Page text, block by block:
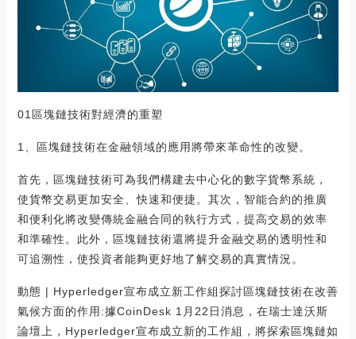
01區塊鏈技術對經濟的重塑
1、區塊鏈技術在金融領域的應用將帶來革命性的改變。
首先，區塊鏈技術可為我們構建去中心化的數字貨幣系統，
使貨幣交易更加安全、快速和便捷。其次，智能合約的推廣
和便利化將改變傳統金融合同的執行方式，提高交易的效率
和準確性。此外，區塊鏈技術還將提升金融交易的透明性和
可追溯性，使投資者能夠更好地了解交易的真實情況。
動態 | Hyperledger宣布成立新工作組探討區塊鏈技術在改善
氣候方面的作用:據CoinDesk 1月22日消息，在瑞士達沃斯
論壇上，Hyperledger宣布成立新的工作組，將探索區塊鏈如